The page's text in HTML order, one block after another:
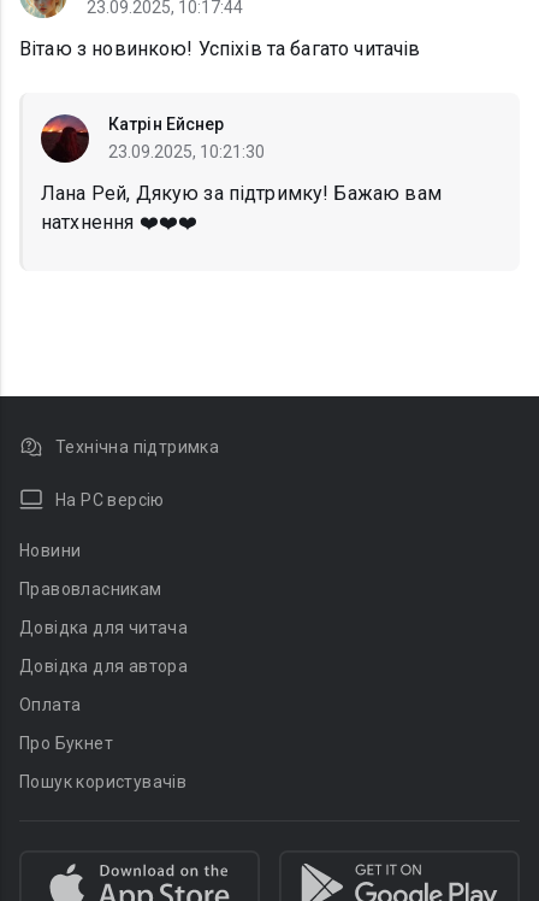
23.09.2025, 10:17:44
Вітаю з новинкою! Успіхів та багато читачів
Катрін Ейснер
23.09.2025, 10:21:30
Лана Рей, Дякую за підтримку! Бажаю вам
натхнення ❤️❤️❤️
Технічна підтримка
На PC версію
Новини
Правовласникам
Довідка для читача
Довідка для автора
Оплата
Про Букнет
Пошук користувачів